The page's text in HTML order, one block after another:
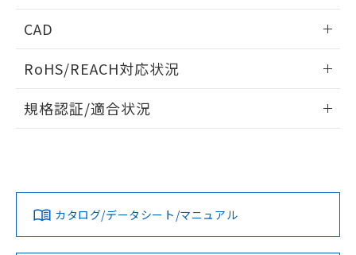
端子配置/内部接続
開閉容量
CAD
ドすることができます。
ログイン/会員登録
ダウンロードデータをご利用いただく前に、以下を必ずお読
みください。
ソフトウェアの使用条件
RoHS/REACH対応状況
EU RoHS 注意事項・凡例
対応済み
規格認証/適合状況
LR型式承認
DNV型式承認
BV型式承認
KR型式
カタログ/データシート/マニュアル